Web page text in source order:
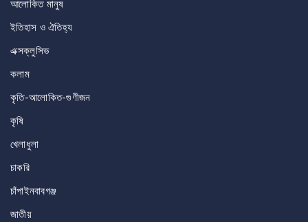
আলোকিত মানুষ
ইতিহাস ও ঐতিহ্য
এক্সক্লুসিভ
কলাম
কৃতি-আলোকিত-গুণীজন
কৃষি
খেলাধুলা
চাকরি
চাঁপাইনবাবগঞ্জ
জাতীয়